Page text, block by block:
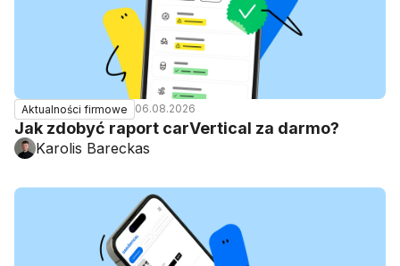
Aktualności firmowe 06.08.2026
Jak zdobyć raport carVertical za darmo?
Karolis Bareckas